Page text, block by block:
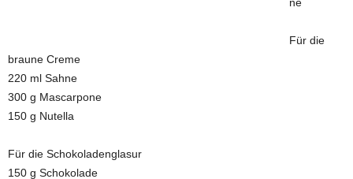
Für die
braune Creme
220 ml Sahne
300 g Mascarpone
150 g Nutella
Für die Schokoladenglasur
150 g Schokolade